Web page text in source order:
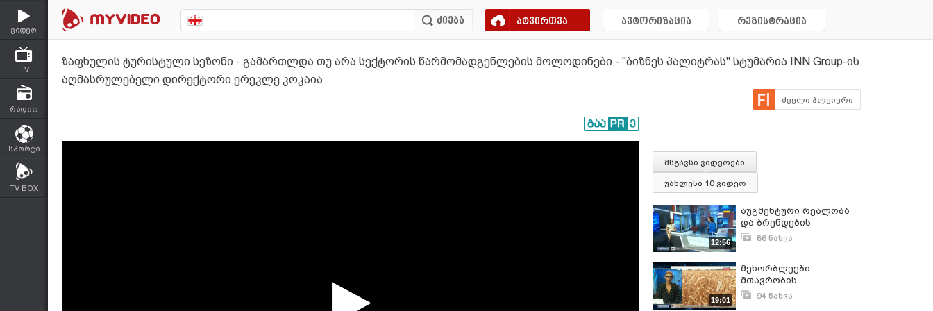
ვიდეო
TV
რადიო
სპორტი
TV BOX
ატვირთვა ავტორიზაცია რეგისტრაცია
ზაფხულის ტურისტული სეზონი - გამართლდა თუ არა სექტორის წარმომადგენლების მოლოდინები - "ბიზნეს პალიტრას" სტუმარია INN Group-ის
აღმასრულებელი დირექტორი ერეკლე კოკაია
ძველი პლეიერი
მსგავსი ვიდეოები
უახლესი 10 ვიდეო
12:56
აუგმენტური რეალობა
და ბრენდების
განვითარება - "დილის
აღმასრულებელი
დირექტორი ანი
მანჯავიძე
86 ნახვა
19:01
მეხორბლეები
მთავრობის
გადაწყვეტილების
94 ნახვა